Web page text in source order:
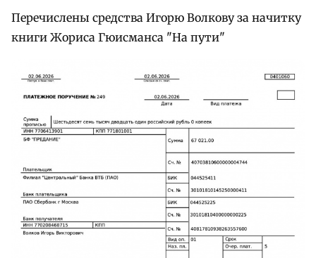
Перечислены средства Игорю Волкову за начитку
книги Жориса Гюисманса "На пути"